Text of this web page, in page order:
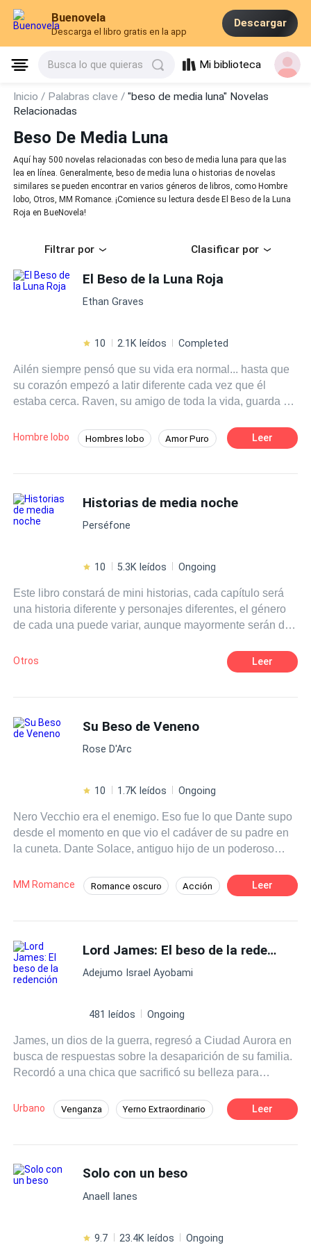
Buenovela
Descarga el libro gratis en la app
Descargar
Busca lo que quieras Mi biblioteca
Inicio / Palabras clave /"beso de media luna" Novelas
Relacionadas
Beso De Media Luna
Aquí hay 500 novelas relacionadas con beso de media luna para que las
lea en línea. Generalmente, beso de media luna o historias de novelas
similares se pueden encontrar en varios géneros de libros, como Hombre
lobo, Otros, MM Romance. ¡Comience su lectura desde El Beso de la Luna
Roja en BueNovela!
Filtrar por Clasificar por
El Beso de la Luna Roja
Ethan Graves
10 2.1K leídos Completed
Ailén siempre pensó que su vida era normal... hasta que
su corazón empezó a latir diferente cada vez que él
estaba cerca. Raven, su amigo de toda la vida, guarda un
hombre lobo. Ella es su luz, su condena, su salvación.
Ambos han sido marcados por la Luna Roja, unidos por
todo, el amor entre ellos no es solo peligroso... es
inevitable. Pero cuanto más se acercan, más se desata la
verdad de sus destinos. Y una vez que el deseo despierta
puede ser el inicio del fin.
Hombre lobo Hombres lobo Amor Puro
Amor Secreto Primer Amor
Leer
Historias de media noche
Perséfone
10 5.3K leídos Ongoing
Este libro constará de mini historias, cada capítulo será
una historia diferente y personajes diferentes, el género
de cada una puede variar, aunque mayormente serán de
Otros Leer
Su Beso de Veneno
Rose D'Arc
10 1.7K leídos Ongoing
Nero Vecchio era el enemigo. Eso fue lo que Dante supo
desde el momento en que vio el cadáver de su padre en
la cuneta. Dante Solace, antiguo hijo de un poderoso
vez conoció y se convierte en asesino a sueldo. Sin
embargo, uno de sus objetivos le acerca al pasado con el
mismo que matará al capo de la mafia que se ha
apoderado de su mente. Cuando los secretos se revelan
y los acontecimientos del pasado parecen repetirse,
intenta odiar para labrarse un camino más allá de la
sí, pero la atracción es magnética. Dante está fascinado
por el escurridizo capo de la mafia, pero no debería
estarlo. Nero es el enemigo.... ¿O no?
MM Romance Romance oscuro Acción
De Odio al Amor Relación Retorcida
Leer
Lord James: El beso de la redención
Adejumo Israel Ayobami
481 leídos Ongoing
James, un dios de la guerra, regresó a Ciudad Aurora en
busca de respuestas sobre la desaparición de su familia.
Recordó a una chica que sacrificó su belleza para
beso suyo le devolvería la memoria. Ahora, James
anhela ese beso y hacerla feliz, a pesar de que otros la
Urbano Venganza Yerno Extraordinario Leer
Solo con un beso
Anaell Ianes
9.7 23.4K leídos Ongoing